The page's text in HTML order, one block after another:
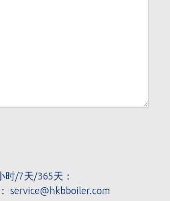
时/7天/365天：
service@hkbboiler.com